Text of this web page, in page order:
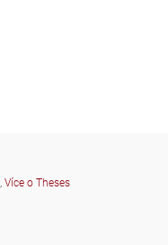
, Více o Theses